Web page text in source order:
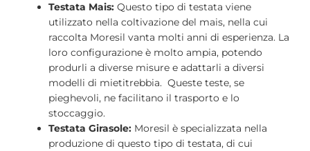
Testata Mais: Questo tipo di testata viene
utilizzato nella coltivazione del mais, nella cui
raccolta Moresil vanta molti anni di esperienza. La
loro configurazione è molto ampia, potendo
produrli a diverse misure e adattarli a diversi
modelli di mietitrebbia. Queste teste, se
pieghevoli, ne facilitano il trasporto e lo
stoccaggio.
Testata Girasole: Moresil è specializzata nella
produzione di questo tipo di testata, di cui